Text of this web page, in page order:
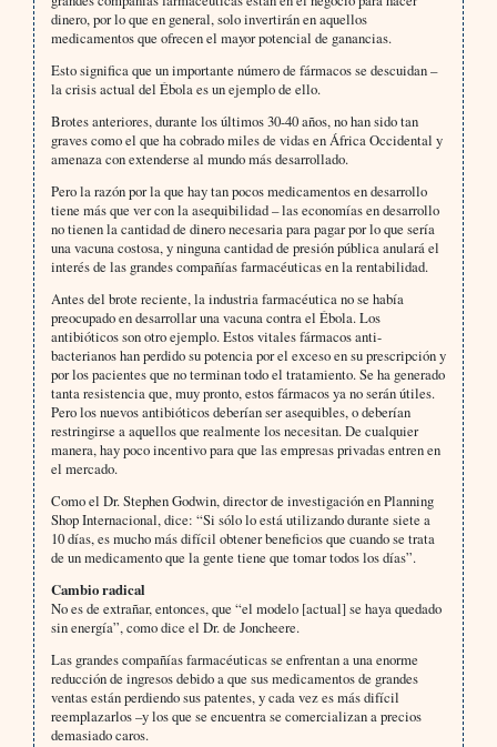
dinero, por lo que en general, solo invertirán en aquellos
medicamentos que ofrecen el mayor potencial de ganancias.
Esto significa que un importante número de fármacos se descuidan –
la crisis actual del Ébola es un ejemplo de ello.
Brotes anteriores, durante los últimos 30-40 años, no han sido tan
graves como el que ha cobrado miles de vidas en África Occidental y
amenaza con extenderse al mundo más desarrollado.
Pero la razón por la que hay tan pocos medicamentos en desarrollo
tiene más que ver con la asequibilidad – las economías en desarrollo
no tienen la cantidad de dinero necesaria para pagar por lo que sería
una vacuna costosa, y ninguna cantidad de presión pública anulará el
interés de las grandes compañías farmacéuticas en la rentabilidad.
Antes del brote reciente, la industria farmacéutica no se había
preocupado en desarrollar una vacuna contra el Ébola. Los
antibióticos son otro ejemplo. Estos vitales fármacos anti-
bacterianos han perdido su potencia por el exceso en su prescripción y
por los pacientes que no terminan todo el tratamiento. Se ha generado
tanta resistencia que, muy pronto, estos fármacos ya no serán útiles.
Pero los nuevos antibióticos deberían ser asequibles, o deberían
restringirse a aquellos que realmente los necesitan. De cualquier
manera, hay poco incentivo para que las empresas privadas entren en
el mercado.
Como el Dr. Stephen Godwin, director de investigación en Planning
Shop Internacional, dice: “Si sólo lo está utilizando durante siete a
10 días, es mucho más difícil obtener beneficios que cuando se trata
de un medicamento que la gente tiene que tomar todos los días”.
Cambio radical
No es de extrañar, entonces, que “el modelo [actual] se haya quedado
sin energía”, como dice el Dr. de Joncheere.
Las grandes compañías farmacéuticas se enfrentan a una enorme
reducción de ingresos debido a que sus medicamentos de grandes
ventas están perdiendo sus patentes, y cada vez es más difícil
reemplazarlos –y los que se encuentra se comercializan a precios
demasiado caros.